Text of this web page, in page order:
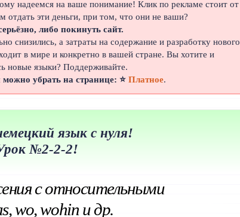
надеемся на ваше понимание! Клик по рекламе стоит от
отдать эти деньги, при том, что они не ваши?
либо покинуть сайт.
снизились, а затраты на содержание и разработку нового
в мире и конкретно в вашей стране. Вы хотите и
новые языки? Поддерживайте.
убрать на странице: ⭐Платное.
язык с нуля!
№2-2-2!
с относительными
wo, wohin и др.